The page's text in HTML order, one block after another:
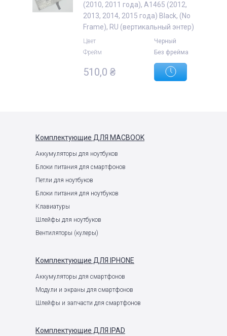
(2010, 2011 года), A1465 (2012,
2013, 2014, 2015 года) Black, (No
Frame), RU (вертикальный энтер)
Цвет
Черный
Фрейм
Без фрейма
510,0 ₴
Комплектующие ДЛЯ MACBOOK
Аккумуляторы для ноутбуков
Блоки питания для смартфонов
Петли для ноутбуков
Блоки питания для ноутбуков
Клавиатуры
Шлейфы для ноутбуков
Вентиляторы (кулеры)
Комплектующие ДЛЯ IPHONE
Аккумуляторы для смартфонов
Модули и экраны для смартфонов
Шлейфы и запчасти для смартфонов
Комплектующие ДЛЯ IPAD